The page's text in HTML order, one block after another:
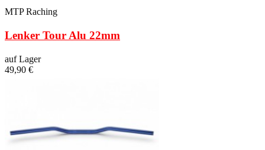
MTP Raching
Lenker Tour Alu 22mm
auf Lager
49,90 €